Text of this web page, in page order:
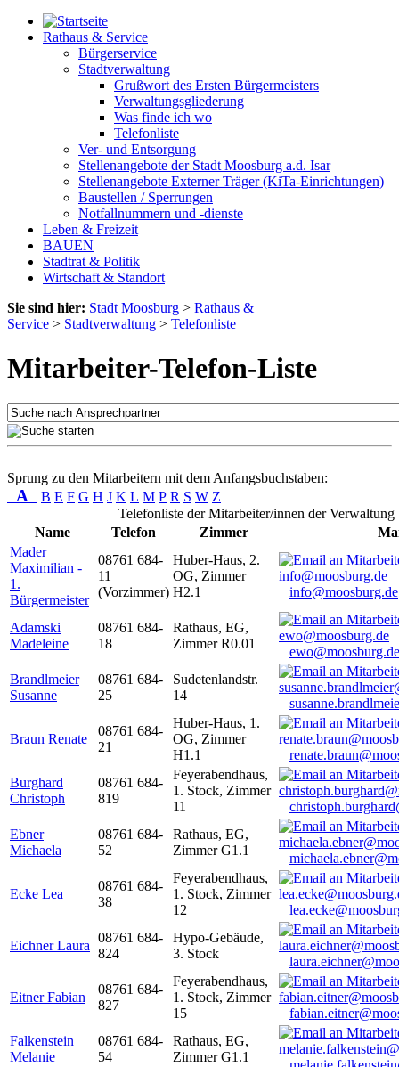
Rathaus & Service
Bürgerservice
Stadtverwaltung
Grußwort des Ersten Bürgermeisters
Verwaltungsgliederung
Was finde ich wo
Telefonliste
Ver- und Entsorgung
Stellenangebote der Stadt Moosburg a.d. Isar
Stellenangebote Externer Träger (KiTa-Einrichtungen)
Baustellen / Sperrungen
Notfallnummern und -dienste
Leben & Freizeit
BAUEN
Stadtrat & Politik
Wirtschaft & Standort
Sie sind hier: Stadt Moosburg > Rathaus &
Service > Stadtverwaltung > Telefonliste
Mitarbeiter-Telefon-Liste
Sprung zu den Mitarbeitern mit dem Anfangsbuchstaben:
A B E F G H J K L M P R S W Z
Telefonliste der Mitarbeiter/innen der Verwaltung
Name
Telefon Zimmer
Mader
Maximilian -
1.
Bürgermeister
08761 684-
11
(Vorzimmer)
Huber-Haus, 2.
OG, Zimmer
H2.1
info@moosburg.de
Adamski
Madeleine
08761 684-
18
Rathaus, EG,
Zimmer R0.01
ewo@moosburg.de
Brandlmeier
Susanne
08761 684-
25
Sudetenlandstr.
14
Braun Renate
08761 684-
21
Huber-Haus, 1.
OG, Zimmer
H1.1
Burghard
Christoph
08761 684-
819
Feyerabendhaus,
1. Stock, Zimmer
11
Ebner
Michaela
08761 684-
52
Rathaus, EG,
Zimmer G1.1
Ecke Lea
08761 684-
38
Feyerabendhaus,
1. Stock, Zimmer
12
Eichner Laura
08761 684-
824
Hypo-Gebäude,
3. Stock
Eitner Fabian
08761 684-
827
Feyerabendhaus,
1. Stock, Zimmer
15
Falkenstein
Melanie
08761 684-
54
Rathaus, EG,
Zimmer G1.1